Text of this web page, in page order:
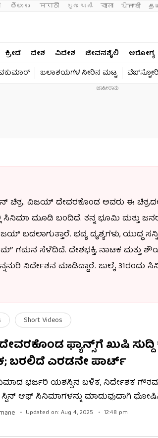
తెలుగు मराठी ગુજરાતી বাংলা ਪੰਜਾਬੀ
ಕ್ರೀಡೆ ದೇಶ ವಿದೇಶ ಜೀವನಶೈಲಿ ಆರೋಗ್ಯ
ಜಲಾಶಯಗಳ ನೀರಿನ ಮಟ್ಟ ವೆಬ್​ಸ್ಟೋರಿ
ಚಿತ್ರ. ವಿಜಯ್ ದೇವರಕೊಂಡ ಅವರು ಈ
ಸಿನಿಮಾ ಮೂಡಿ ಬಂದಿದೆ. ತನ್ನ ಭೂಮಿ ಮತ್ತು
ಬದಲಾಗುತ್ತಾರೆ. ಭವ್ಯ ದೃಶ್ಯಗಳು, ಯುದ್ಧ
ಗಮನ ಸೆಳೆದಿದೆ. ದೇಶಭಕ್ತಿ, ನಾಟಕ ಮತ್ತು
ನಿರ್ದೇಶನ ಮಾಡಿದ್ದಾರೆ. ಜುಲೈ 31ರಂದು
ಈ ಚಿತ್ರವನ್ನು ನಾಗ ವಂಶಿ ನಿರ್ಮಾಣ
Short Videos
ಫ್ಯಾನ್ಸ್​ಗೆ ಖುಷಿ ಸುದ್ದಿ
ಬರಲಿದೆ ಎರಡನೇ ಪಾರ್ಟ್
ಭರ್ಜರಿ ಯಶಸ್ಸಿನ ಬಳಿಕ, ನಿರ್ದೇಶಕ
ಸ್ಪಿನ್ ಆಫ್ ಸಿನಿಮಾಗಳನ್ನು ಮಾಡುವುದಾಗಿ
ಪಾತ್ರವನ್ನು ಕೇಂದ್ರೀಕರಿಸಿ ಒಟಿಟಿಗಾಗಿ
Updated on: Aug 4, 2025 12:48 pm